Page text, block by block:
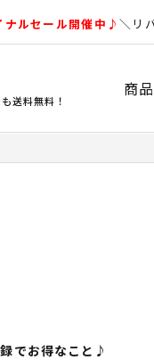
ナルセール開催中♪＼リ
送料無料！
商
でお得なこと♪